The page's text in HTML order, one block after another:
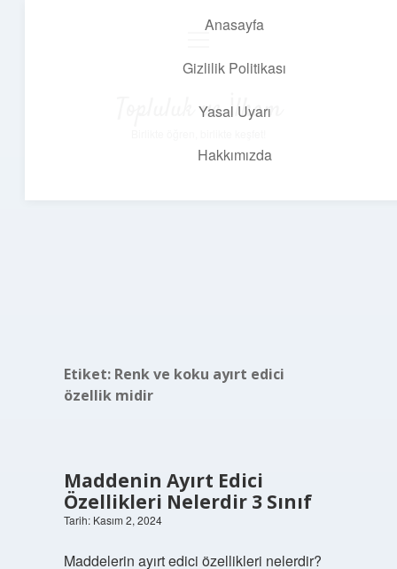
Anasayfa
Gizlilik Politikası
Yasal Uyarı
Hakkımızda
Topluluk ve İlham
Etiket: Renk ve koku ayırt edici
özellik midir
Maddenin Ayırt Edici
Özellikleri Nelerdir 3 Sınıf
Tarih: Kasım 2, 2024
Maddelerin ayırt edici özellikleri nelerdir?